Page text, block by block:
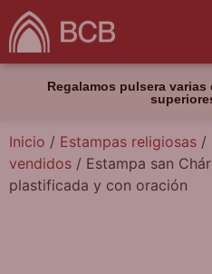
Regalamos pulsera
Inicio / Estampas religiosas /
vendidos / Estampa san
plastificada y con oración